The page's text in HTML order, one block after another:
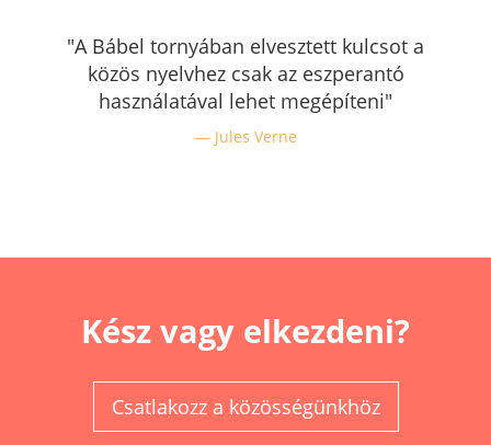
"A Bábel tornyában elvesztett kulcsot a
közös nyelvhez csak az eszperantó
használatával lehet megépíteni"
Jules Verne
Kész vagy elkezdeni?
Csatlakozz a közösségünkhöz